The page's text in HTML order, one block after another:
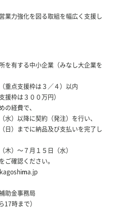
業力強化を図る取組を幅広く支援し
を有する中小企業（みなし大企業を
点支援枠は３／４）以内
枠は３００万円）
経費で、
に契約（発注）を行い、
でに納品及び支払いを完了し
）～７月１５日（水）
確認ください。
助金事務局
時まで）